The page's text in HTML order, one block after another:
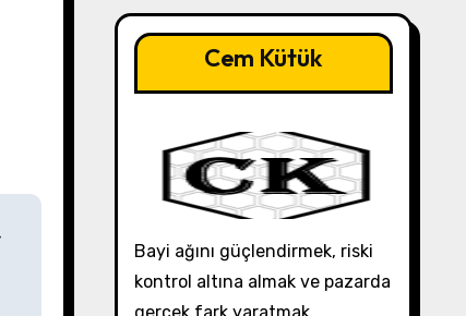
Cem Kütük
Bayi ağını güçlendirmek, riski
kontrol altına almak ve pazarda